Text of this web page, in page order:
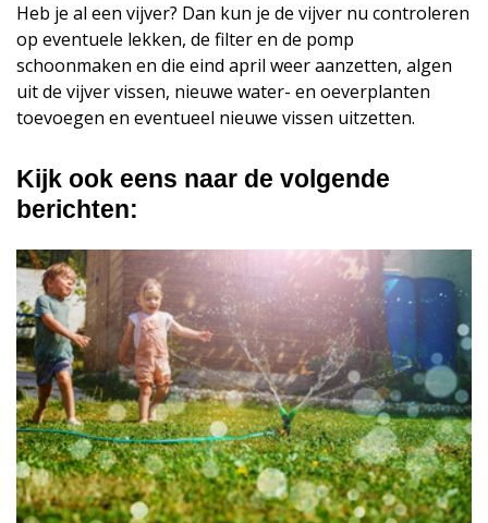
Heb je al een vijver? Dan kun je de vijver nu controleren
op eventuele lekken, de filter en de pomp
schoonmaken en die eind april weer aanzetten, algen
uit de vijver vissen, nieuwe water- en oeverplanten
toevoegen en eventueel nieuwe vissen uitzetten.
Kijk ook eens naar de volgende
berichten: